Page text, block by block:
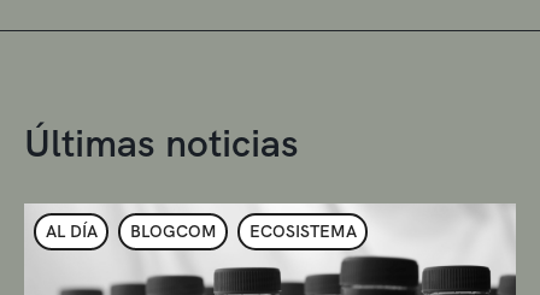
Últimas noticias
AL DÍA BLOGCOM ECOSISTEMA